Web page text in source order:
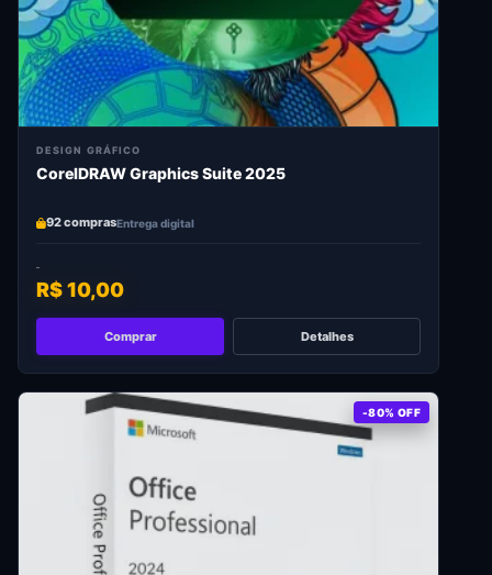
DESIGN GRÁFICO
CorelDRAW Graphics Suite 2025
92 comprasEntrega digital
R$ 10,00
Comprar Detalhes
-80% OFF